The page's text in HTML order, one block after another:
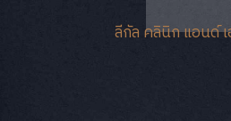
ลีกัล คลินิก แอนด์